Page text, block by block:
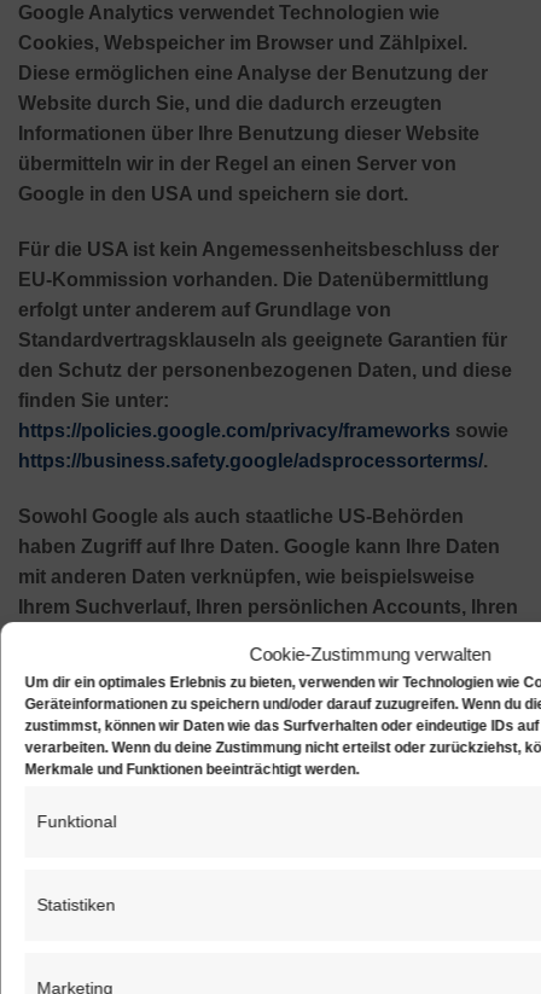
Cookie-Zustimmung verwalten
Um dir ein optimales Erlebnis zu bieten, verwenden wir Technologien wie
Geräteinformationen zu speichern und/oder darauf zuzugreifen. Wenn du
zustimmst, können wir Daten wie das Surfverhalten oder eindeutige IDs
verarbeiten. Wenn du deine Zustimmung nicht erteilst oder zurückziehst,
Merkmale und Funktionen beeinträchtigt werden.
Funktional
Statistiken
Marketing
Google Analytics verwendet Technologien wie
Cookies, Webspeicher im Browser und Zählpixel.
Diese ermöglichen eine Analyse der Benutzung der
Website durch Sie, und die dadurch erzeugten
Informationen über Ihre Benutzung dieser Website
übermitteln wir in der Regel an einen Server von
Google in den USA und speichern sie dort.
Für die USA ist kein Angemessenheitsbeschluss der
EU-Kommission vorhanden. Die Datenübermittlung
erfolgt unter anderem auf Grundlage von
Standardvertragsklauseln als geeignete Garantien für
den Schutz der personenbezogenen Daten, und diese
finden Sie unter:
https://policies.google.com/privacy/frameworks sowie
https://business.safety.google/adsprocessorterms/.
Sowohl Google als auch staatliche US-Behörden
haben Zugriff auf Ihre Daten. Google kann Ihre Daten
mit anderen Daten verknüpfen, wie beispielsweise
Ihrem Suchverlauf, Ihren persönlichen Accounts, Ihren
Daten, die Google zu Ihnen vorliegen hat.
IP-Anonymisierung
Auf dieser Website ist die IP-Anonymisierung aktiviert.
Mitgliedstaaten der Europäischen Union oder in